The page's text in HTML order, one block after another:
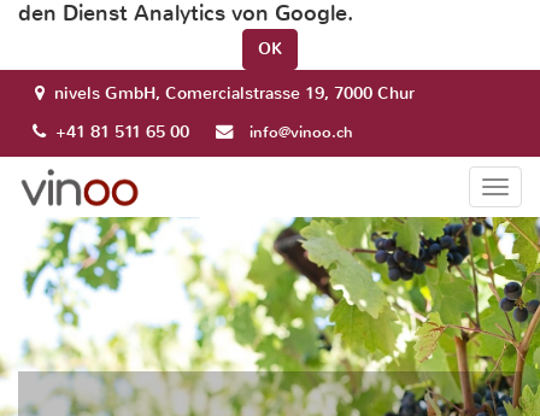
den Dienst Analytics von Google.
OK
nivels GmbH, Comercialstrasse 19, 7000 Chur
+41 81 511 65 00
info@vinoo.ch